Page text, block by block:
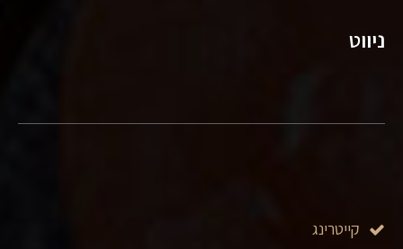
ניווט
קייטרינג